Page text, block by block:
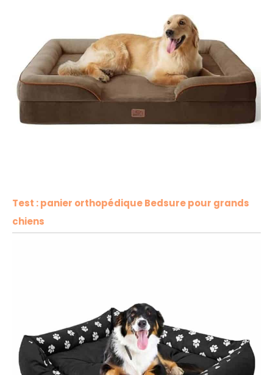
Test : panier orthopédique Bedsure pour grands
chiens